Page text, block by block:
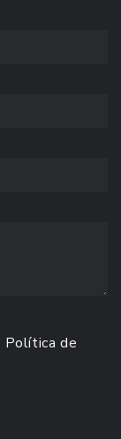
Política de